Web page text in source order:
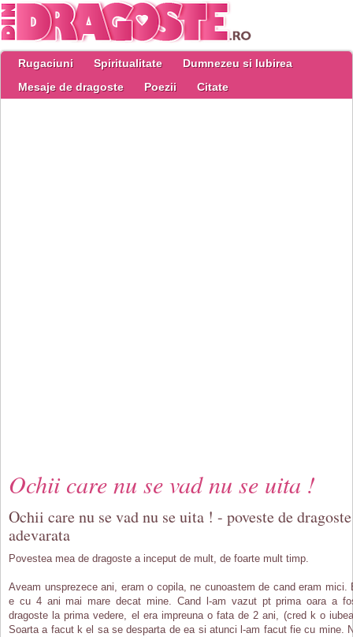
Rugaciuni Spiritualitate
Dumnezeu si Iubirea
Mesaje de dragoste
Poezii Citate
Ochii care nu se vad nu se uita !
Ochii care nu se vad nu se uita ! - poveste de dragoste
adevarata
Povestea mea de dragoste a inceput de mult, de foarte mult timp.
Aveam unsprezece ani, eram o copila, ne cunoastem de cand eram mici.
e cu 4 ani mai mare decat mine. Cand l-am vazut pt prima oara a
dragoste la prima vedere, el era impreuna o fata de 2 ani, (cred k o
Soarta a facut k el sa se desparta de ea si atunci l-am facut fie cu mine.